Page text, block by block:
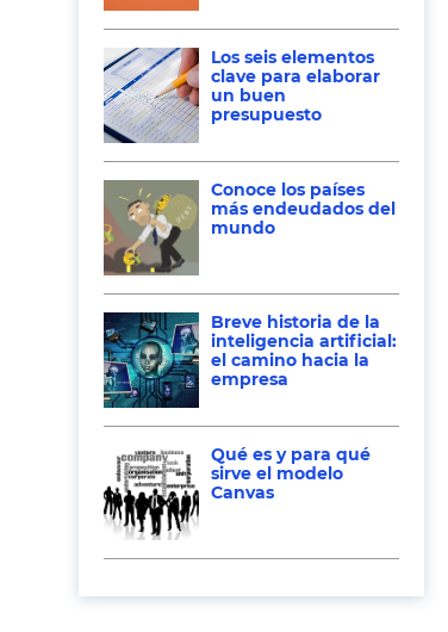
Los seis elementos
clave para elaborar
un buen
presupuesto
Conoce los países
más endeudados del
mundo
Breve historia de la
inteligencia artificial:
el camino hacia la
empresa
Qué es y para qué
sirve el modelo
Canvas